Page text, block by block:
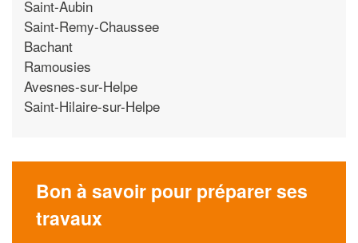
Saint-Aubin
Saint-Remy-Chaussee
Bachant
Ramousies
Avesnes-sur-Helpe
Saint-Hilaire-sur-Helpe
Bon à savoir pour préparer ses
travaux